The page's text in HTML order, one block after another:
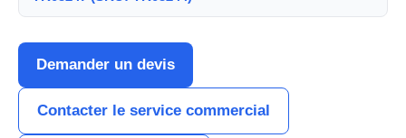
Demander un devis
Contacter le service commercial